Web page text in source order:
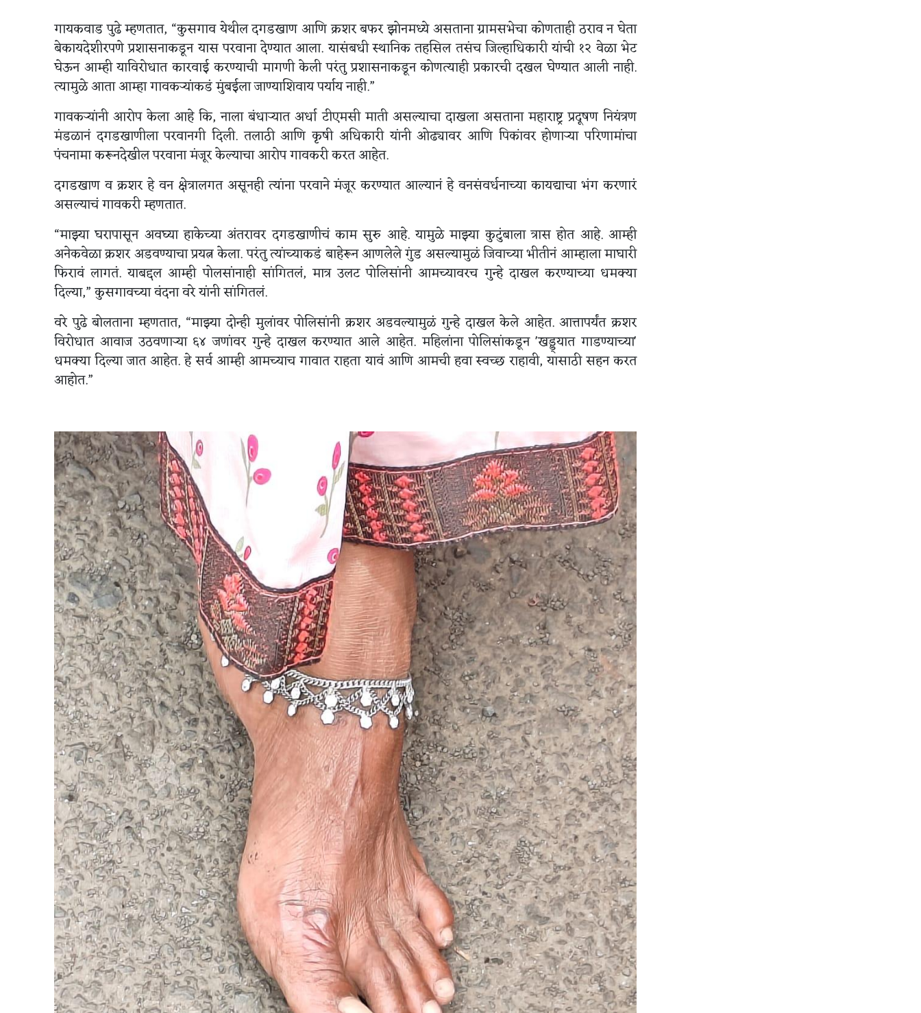
गायकवाड पुढे म्हणतात, “कुसगाव येथील दगडखाण आणि क्रशर बफर झोनमध्ये असताना ग्रामसभेचा कोणताही ठराव न घेता
बेकायदेशीरपणे प्रशासनाकडून यास परवाना देण्यात आला. यासंबधी स्थानिक तहसिल तसंच जिल्हाधिकारी यांची १२ वेळा भेट
घेऊन आम्ही याविरोधात कारवाई करण्याची मागणी केली परंतु प्रशासनाकडून कोणत्याही प्रकारची दखल घेण्यात आली नाही.
त्यामुळे आता आम्हा गावकऱ्यांकडं मुंबईला जाण्याशिवाय पर्याय नाही.”
गावकऱ्यांनी आरोप केला आहे कि, नाला बंधाऱ्यात अर्धा टीएमसी माती असल्याचा दाखला असताना महाराष्ट्र प्रदूषण नियंत्रण
मंडळानं दगडखाणीला परवानगी दिली. तलाठी आणि कृषी अधिकारी यांनी ओढ्यावर आणि पिकांवर होणाऱ्या परिणामांचा
पंचनामा करूनदेखील परवाना मंजूर केल्याचा आरोप गावकरी करत आहेत.
दगडखाण व क्रशर हे वन क्षेत्रालगत असूनही त्यांना परवाने मंजूर करण्यात आल्यानं हे वनसंवर्धनाच्या कायद्याचा भंग करणारं
असल्याचं गावकरी म्हणतात.
“माझ्या घरापासून अवघ्या हाकेच्या अंतरावर दगडखाणीचं काम सुरु आहे. यामुळे माझ्या कुटुंबाला त्रास होत आहे. आम्ही
अनेकवेळा क्रशर अडवण्याचा प्रयत्न केला. परंतु त्यांच्याकडं बाहेरून आणलेले गुंड असल्यामुळं जिवाच्या भीतीनं आम्हाला माघारी
फिरावं लागतं. याबद्दल आम्ही पोलसांनाही सांगितलं, मात्र उलट पोलिसांनी आमच्यावरच गुन्हे दाखल करण्याच्या धमक्या
दिल्या,” कुसगावच्या वंदना वरे यांनी सांगितलं.
वरे पुढे बोलताना म्हणतात, “माझ्या दोन्ही मुलांवर पोलिसांनी क्रशर अडवल्यामुळं गुन्हे दाखल केले आहेत. आत्तापर्यंत क्रशर
विरोधात आवाज उठवणाऱ्या ६४ जणांवर गुन्हे दाखल करण्यात आले आहेत. महिलांना पोलिसांकडून 'खड्ड्यात गाडण्याच्या'
धमक्या दिल्या जात आहेत. हे सर्व आम्ही आमच्याच गावात राहता यावं आणि आमची हवा स्वच्छ राहावी, यासाठी सहन करत
आहोत.”